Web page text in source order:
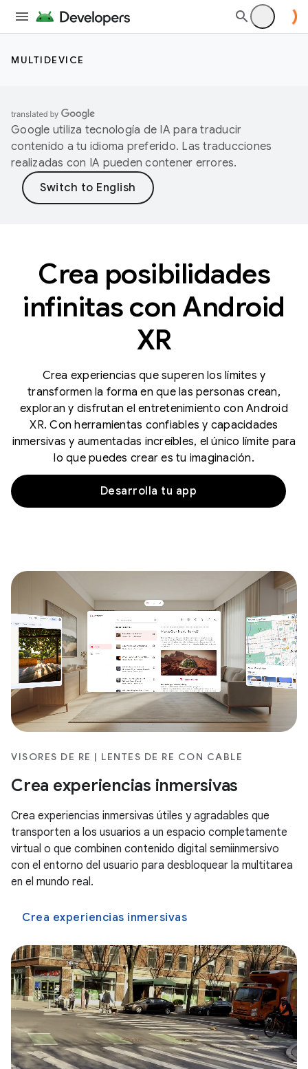
MULTIDEVICE
Google utiliza tecnología de IA para traducir
contenido a tu idioma preferido. Las traducciones
realizadas con IA pueden contener errores.
Crea posibilidades
infinitas con Android
XR
Crea experiencias que superen los límites y
transformen la forma en que las personas crean,
exploran y disfrutan el entretenimiento con Android
XR. Con herramientas confiables y capacidades
inmersivas y aumentadas increíbles, el único límite para
lo que puedes crear es tu imaginación.
Desarrolla tu app
VISORES DE RE | LENTES DE RE CON CABLE
Crea experiencias inmersivas
Crea experiencias inmersivas útiles y agradables que
transporten a los usuarios a un espacio completamente
virtual o que combinen contenido digital semiinmersivo
con el entorno del usuario para desbloquear la multitarea
en el mundo real.
Crea experiencias inmersivas